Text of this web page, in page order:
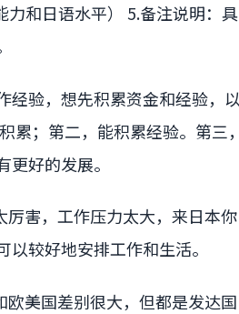
和日语水平） 5.备注说明：具
经验，想先积累资金和经验，以
；第二，能积累经验。第三，
好的发展。
害，工作压力太大，来日本你
较好地安排工作和生活。
美国差别很大，但都是发达国